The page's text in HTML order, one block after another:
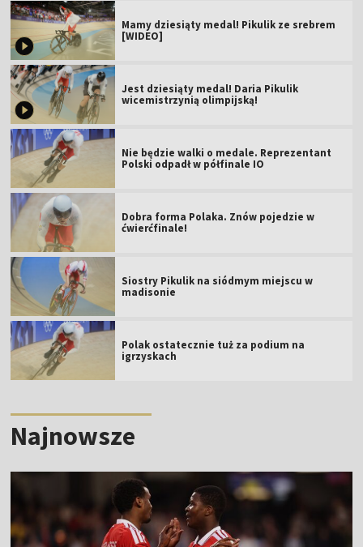
Mamy dziesiąty medal! Pikulik ze srebrem
[WIDEO]
Jest dziesiąty medal! Daria Pikulik
wicemistrzynią olimpijską!
Nie będzie walki o medale. Reprezentant
Polski odpadł w półfinale IO
Dobra forma Polaka. Znów pojedzie w
ćwierćfinale!
Siostry Pikulik na siódmym miejscu w
madisonie
Polak ostatecznie tuż za podium na
igrzyskach
Najnowsze